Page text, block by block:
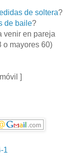
de soltera?
de baile?
venir en pareja
o mayores 60)
]
1